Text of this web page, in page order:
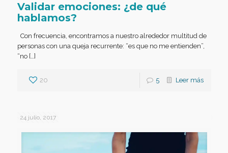
Validar emociones: ¿de qué
hablamos?
Con frecuencia, encontramos a nuestro alrededor multitud de
personas con una queja recurrente: “es que no me entienden”,
“no […]
20 5 Leer más
24 julio, 2017